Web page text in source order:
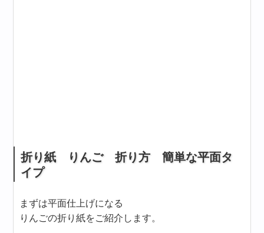
折り紙 りんご 折り方 簡単な平面タ
イプ
まずは平面仕上げになる
りんごの折り紙をご紹介します。